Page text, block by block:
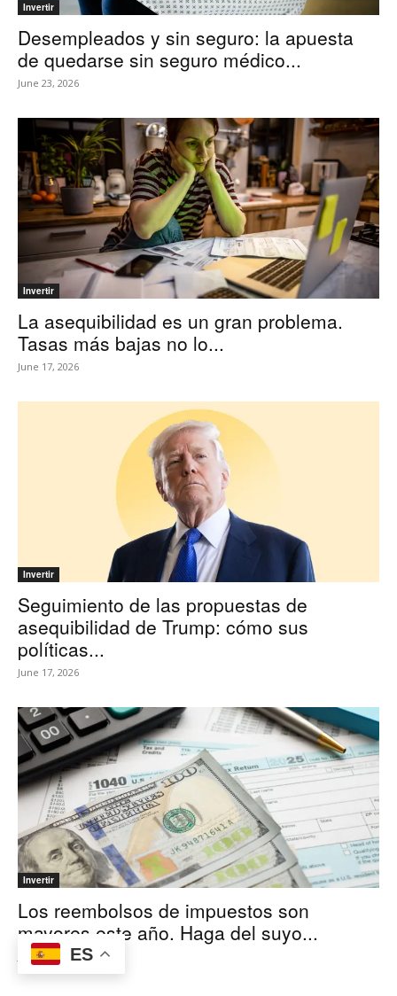
Invertir
Desempleados y sin seguro: la apuesta
de quedarse sin seguro médico...
June 23, 2026
Invertir
La asequibilidad es un gran problema.
Tasas más bajas no lo...
June 17, 2026
Invertir
Seguimiento de las propuestas de
asequibilidad de Trump: cómo sus
políticas...
June 17, 2026
Invertir
Los reembolsos de impuestos son
mayores este año. Haga del suyo...
June 16, 2026ES